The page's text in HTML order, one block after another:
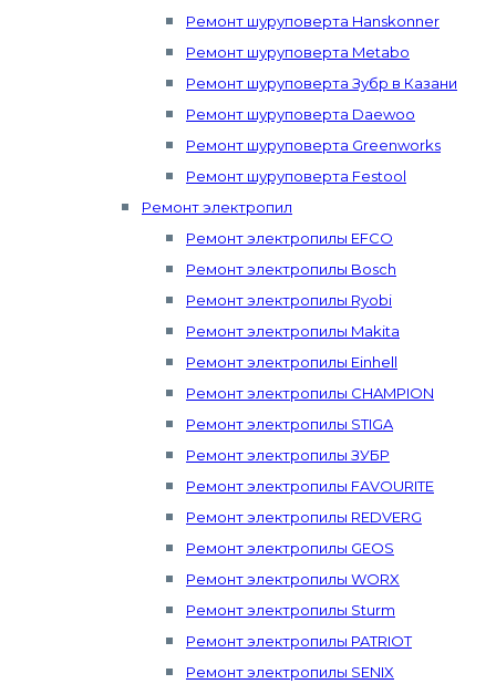
Ремонт шуруповерта Hanskonner
Ремонт шуруповерта Metabo
Ремонт шуруповерта Зубр в Казани
Ремонт шуруповерта Daewoo
Ремонт шуруповерта Greenworks
Ремонт шуруповерта Festool
Ремонт электропил
Ремонт электропилы EFCO
Ремонт электропилы Bosch
Ремонт электропилы Ryobi
Ремонт электропилы Makita
Ремонт электропилы Einhell
Ремонт электропилы CHAMPION
Ремонт электропилы STIGA
Ремонт электропилы ЗУБР
Ремонт электропилы FAVOURITE
Ремонт электропилы REDVERG
Ремонт электропилы GEOS
Ремонт электропилы WORX
Ремонт электропилы Sturm
Ремонт электропилы PATRIOT
Ремонт электропилы SENIX